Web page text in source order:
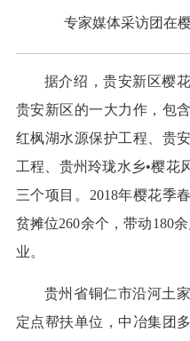
专家媒体采访团在
据介绍，贵安新区樱
贵安新区的一大力作，包
红枫湖水源保护工程、贵
工程、贵州玲珑水乡•樱花
三个项目。2018年樱花季
贫摊位260余个，带动180
业。
贵州省铜仁市沿河土
定点帮扶单位，中冶集团